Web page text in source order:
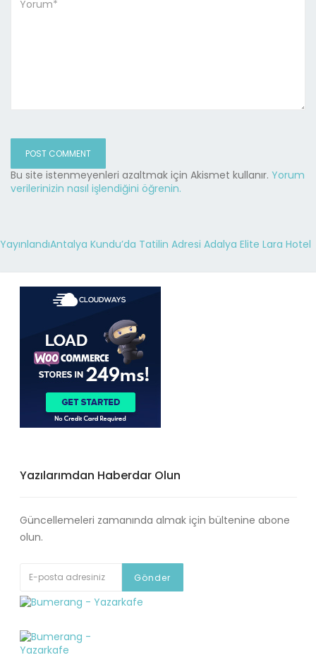
Bu site istenmeyenleri azaltmak için Akismet kullanır. Yorum
verilerinizin nasıl işlendiğini öğrenin.
YayınlandıAntalya Kundu’da Tatilin Adresi Adalya Elite Lara Hotel
Yazılarımdan Haberdar Olun
Güncellemeleri zamanında almak için bültenine abone
olun.